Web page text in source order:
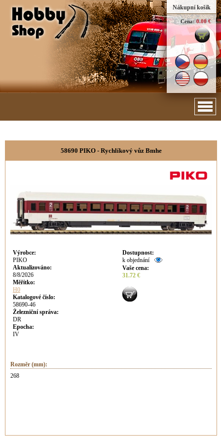
Nákupní košík
Cena: 0.00 €
58690 PIKO - Rychlíkový vůz Bmhe
Výrobce:
PIKO
Aktualizováno:
8/8/2026
Měřítko:
H0
Katalogové číslo:
58690-46
Železniční správa:
DR
Epocha:
IV
Dostupnost:
k objednání
Vaše cena:
31.72 €
Rozměr (mm):
268